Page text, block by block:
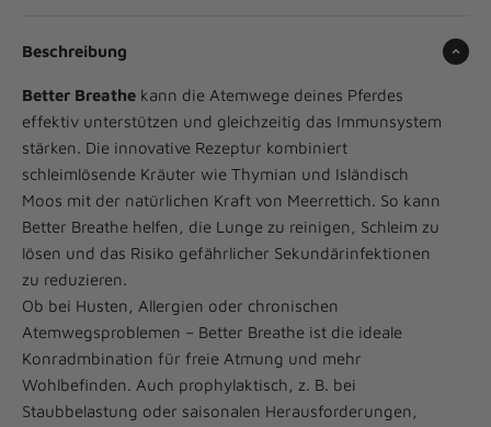
Beschreibung
Better Breathe kann die Atemwege deines Pferdes
effektiv unterstützen und gleichzeitig das Immunsystem
stärken. Die innovative Rezeptur kombiniert
schleimlösende Kräuter wie Thymian und Isländisch
Moos mit der natürlichen Kraft von Meerrettich. So kann
Better Breathe helfen, die Lunge zu reinigen, Schleim zu
lösen und das Risiko gefährlicher Sekundärinfektionen
zu reduzieren.
Ob bei Husten, Allergien oder chronischen
Atemwegsproblemen – Better Breathe ist die ideale
Konradmbination für freie Atmung und mehr
Wohlbefinden. Auch prophylaktisch, z. B. bei
Staubbelastung oder saisonalen Herausforderungen,